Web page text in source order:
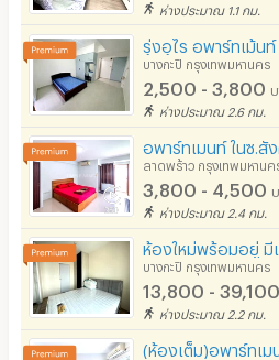
ห่างประมาณ 1.1 กม.
รุ่งอุไร อพาร์ทเม้นท์
บางกะปิ กรุงเทพมหานคร
2,500 - 3,800
ห่างประมาณ 2.6 กม.
ลาดพร้าว กรุงเทพมหานค
3,800 - 4,500
ห่างประมาณ 2.4 กม.
บางกะปิ กรุงเทพมหานคร
13,800 - 39,100
ห่างประมาณ 2.2 กม.